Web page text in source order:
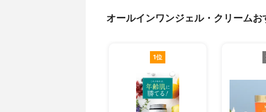
オールインワンジェル・クリーム
1位